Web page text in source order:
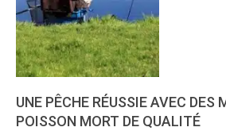
UNE PÊCHE RÉUSSIE AVEC DES
POISSON MORT DE QUALITÉ